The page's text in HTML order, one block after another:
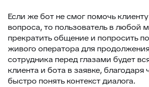
Если же бот не смог помочь
вопроса, то пользователь в любой
прекратить общение и попросить
живого оператора для
сотрудника перед глазами будет
клиента и бота в заявке,
быстро понять контекст диалога.